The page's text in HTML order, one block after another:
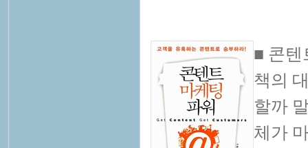
■ 콘텐
책의
할까
체가